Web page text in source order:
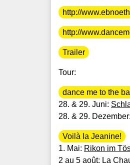
http://
http://
Trailer
Tour:
dance me to the
28. & 29. Juni:
28. & 29. Dezember:
Voilà la Jeanine!
1. Mai: Rikon im
2 au 5 août: La